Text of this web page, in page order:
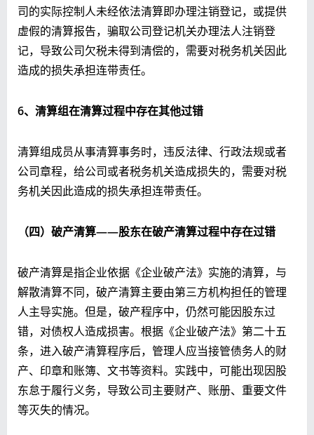
司的实际控制人未经依法清算即办理注销登记，或提供
虚假的清算报告，骗取公司登记机关办理法人注销登
记，导致公司欠税未得到清偿的，需要对税务机关因此
造成的损失承担连带责任。
6、清算组在清算过程中存在其他过错
清算组成员从事清算事务时，违反法律、行政法规或者
公司章程，给公司或者税务机关造成损失的，需要对税
务机关因此造成的损失承担连带责任。
（四）破产清算——股东在破产清算过程中存在过错
破产清算是指企业依据《企业破产法》实施的清算，与
解散清算不同，破产清算主要由第三方机构担任的管理
人主导实施。但是，破产程序中，仍然可能因股东过
错，对债权人造成损害。根据《企业破产法》第二十五
条， 进入破产清算程序后，管理人应当接管债务人的财
产、印章和账簿、文书等资料。 实践中， 可能出现因股
东怠于履行义务，导致公司主要财产、账册、重要文件
等灭失的情况。